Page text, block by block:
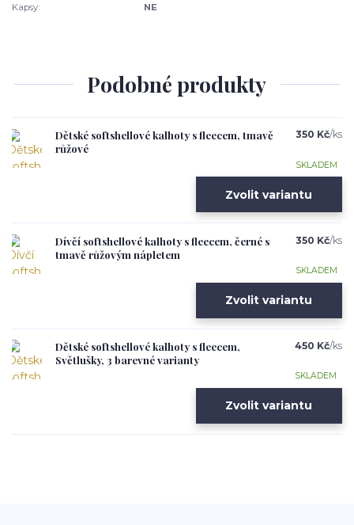
Kapsy: NE
Podobné produkty
Dětské softshellové kalhoty s fleecem, tmavě
růžové
350 Kč/ks
SKLADEM
Zvolit variantu
Dívčí softshellové kalhoty s fleecem, černé s
tmavě růžovým nápletem
350 Kč/ks
SKLADEM
Zvolit variantu
Dětské softshellové kalhoty s fleecem,
Světlušky, 3 barevné varianty
450 Kč/ks
SKLADEM
Zvolit variantu